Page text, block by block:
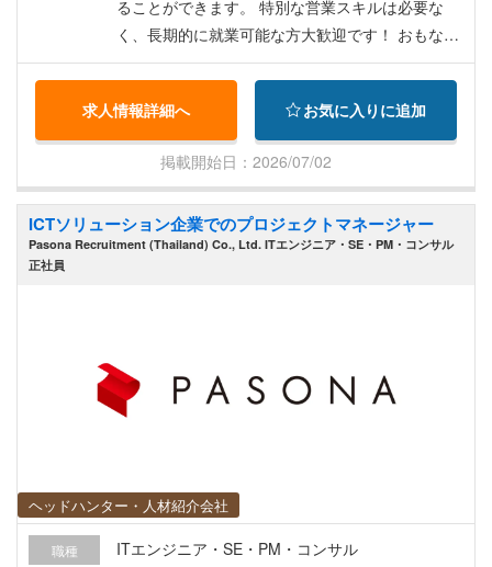
ることができます。 特別な営業スキルは必要な
く、長期的に就業可能な方大歓迎です！ おもな業
務内容 ・海外グループ会社と連携し、タイ国内の
メーカー向け販売チャネルを管理する ・QCDEミ
ーティングへの参加 ・市場情報および製品情報の
共有・交換 ・社内で製品および工程知識を十分に
習得した後、営業計画の立案・実行 REQUIRED
WORK EXPERIENCE ・大卒以上 ・英語でのビジ
ネスレベルのコミュニケーションが可能な方 ・営
業経験不問 ・Email、Excel、基本的なMS Office
求人情報詳細へ お気に入りに追加
掲載開始日：2026/07/02
ICTソリューション企業でのプロジェクトマネージャー
Pasona Recruitment (Thailand) Co., Ltd. ITエンジニア・SE・PM・コンサル
正社員
ヘッドハンター・人材紹介会社
職種 ITエンジニア・SE・PM・コンサル